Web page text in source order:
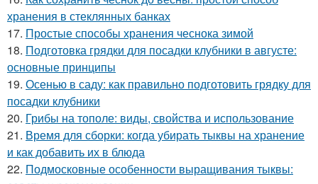
хранения в стеклянных банках
17. Простые способы хранения чеснока зимой
18. Подготовка грядки для посадки клубники в августе:
основные принципы
19. Осенью в саду: как правильно подготовить грядку для
посадки клубники
20. Грибы на тополе: виды, свойства и использование
21. Время для сборки: когда убирать тыквы на хранение
и как добавить их в блюда
22. Подмосковные особенности выращивания тыквы: